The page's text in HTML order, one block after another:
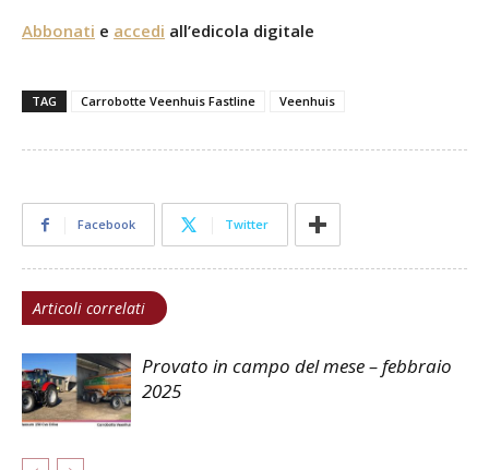
Abbonati e accedi all’edicola digitale
TAG Carrobotte Veenhuis Fastline Veenhuis
Facebook Twitter
Articoli correlati
Provato in campo del mese – febbraio
2025